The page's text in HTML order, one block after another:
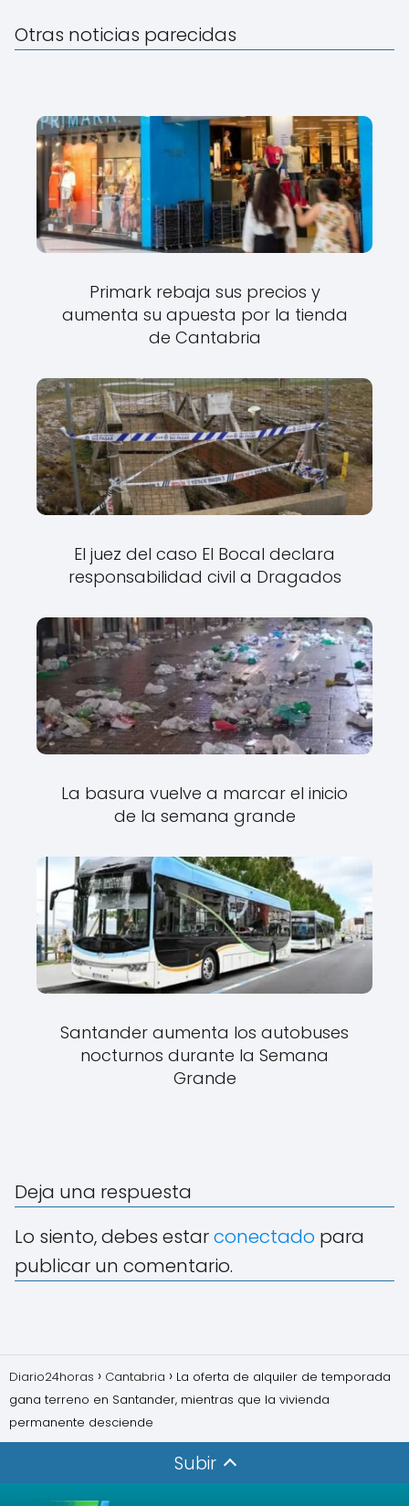
Otras noticias parecidas
Primark rebaja sus precios y
aumenta su apuesta por la tienda
de Cantabria
El juez del caso El Bocal declara
responsabilidad civil a Dragados
La basura vuelve a marcar el inicio
de la semana grande
Santander aumenta los autobuses
nocturnos durante la Semana
Grande
Deja una respuesta
Lo siento, debes estarconectado para
publicar un comentario.
Diario24horas Cantabria
La oferta de alquiler de temporada
gana terreno en Santander, mientras que la vivienda
permanente desciende
Subir